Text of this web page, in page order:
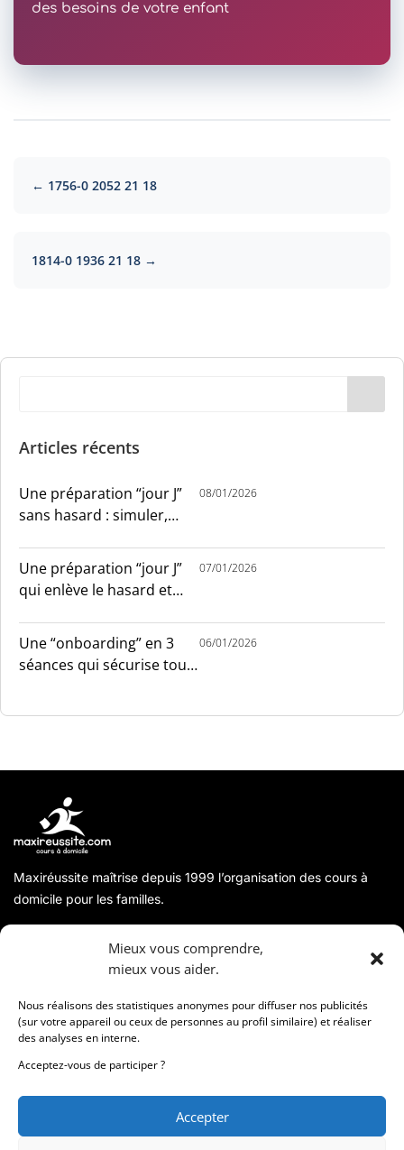
Mieux vous comprendre,
mieux vous aider.
Nous réalisons des statistiques anonymes pour diffuser nos publicités
(sur votre appareil ou ceux de personnes au profil similaire) et réaliser
des analyses en interne.
Acceptez-vous de participer ?
Accepter
des besoins de votre enfant
← 1756-0 2052 21 18
1814-0 1936 21 18 →
Articles récents
Une préparation “jour J”
sans hasard : simuler,
08/01/2026
Une préparation “jour J”
qui enlève le hasard et
07/01/2026
Une “onboarding” en 3
séances qui sécurise tout
06/01/2026
Maxiréussite maîtrise depuis 1999 l’organisation des cours à
domicile pour les familles.
Coordonnées